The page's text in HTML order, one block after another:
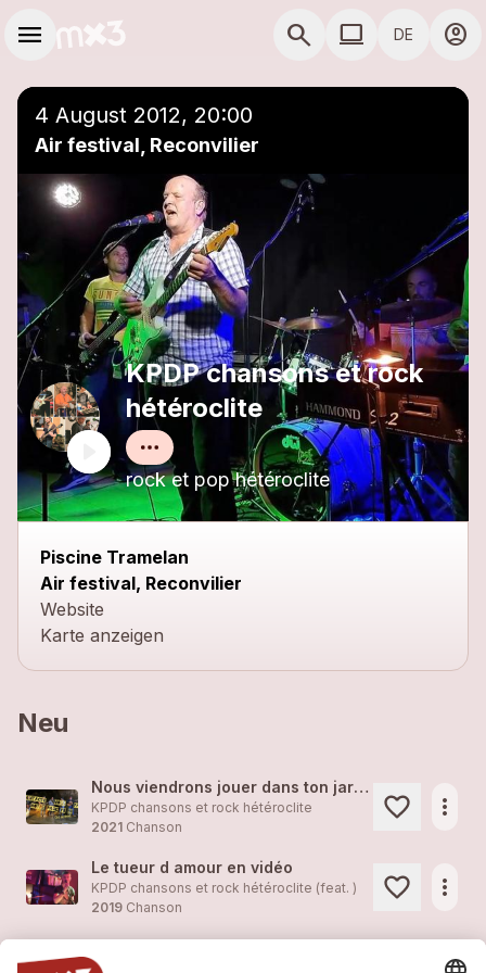
menu search COMPUTER
computer DE account_circle
4 August 2012, 20:00
Air festival, Reconvilier
KPDP chansons et rock
hétéroclite
rock et pop hétéroclite
Piscine Tramelan
Air festival, Reconvilier
Website
Karte anzeigen
Neu
Nous viendrons jouer dans ton jardin !
KPDP chansons et rock hétéroclite
2021 Chanson
more_horiz
Le tueur d amour en vidéo
KPDP chansons et rock hétéroclite (feat. )
2019 Chanson
more_horiz
KPDP chansons et rock hétéroclite (feat. ) more_horiz
Einer Playlist hinzufügen close